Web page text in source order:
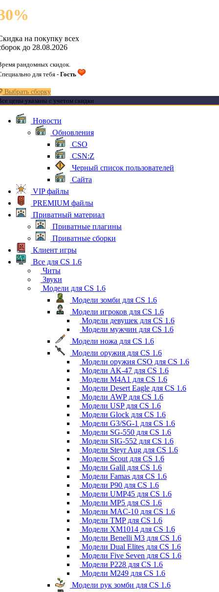
%
на покупку всех
до 28.08.2026
рандомных скидок.
для тебя - Гость
Выбрать сборку
цены указаны с учетом скидки
Новости
Обновления
CSO
CSN:Z
Черный список пользователей
Сайта
VIP файлы
PREMIUM файлы
Приватный материал
Приватные плагины
Приватные сборки
Клиент игры
Все для CS 1.6
Читы
Звуки
Модели для CS 1.6
Модели зомби для CS 1.6
Модели игроков для CS 1.6
Модели девушек для CS 1.6
Модели мужчин для CS 1.6
Модели ножа для CS 1.6
Модели оружия для CS 1.6
Модели оружия CSO для CS 1.6
Модели AK-47 для CS 1.6
Модели M4A1 для CS 1.6
Модели Desert Eagle для CS 1.6
Модели AWP для CS 1.6
Модели USP для CS 1.6
Модели Glock для CS 1.6
Модели G3/SG-1 для CS 1.6
Модели SG-550 для CS 1.6
Модели SIG-552 для CS 1.6
Модели Steyr Aug для CS 1.6
Модели Scout для CS 1.6
Модели Galil для CS 1.6
Модели Famas для CS 1.6
Модели P90 для CS 1.6
Модели UMP45 для CS 1.6
Модели MP5 для CS 1.6
Модели MAC-10 для CS 1.6
Модели TMP для CS 1.6
Модели XM1014 для CS 1.6
Модели Benelli M3 для CS 1.6
Модели Dual Elites для CS 1.6
Модели Five Seven для CS 1.6
Модели P228 для CS 1.6
Модели M249 для CS 1.6
Модели рук зомби для CS 1.6